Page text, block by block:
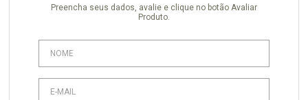
Preencha seus dados, avalie e clique no botão Avaliar
Produto.